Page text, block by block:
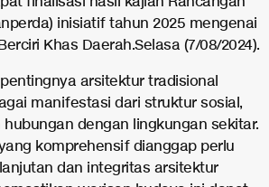
inisiatif tahun 2025 mengenai
Khas Daerah.Selasa (7/08/2024).
arsitektur tradisional
manifestasi dari struktur sosial,
dengan lingkungan sekitar.
komprehensif dianggap perlu
dan integritas arsitektur